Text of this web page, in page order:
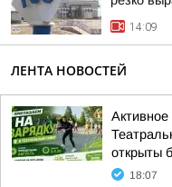
14:09
ЛЕНТА НОВОСТЕЙ
открыты
18:07